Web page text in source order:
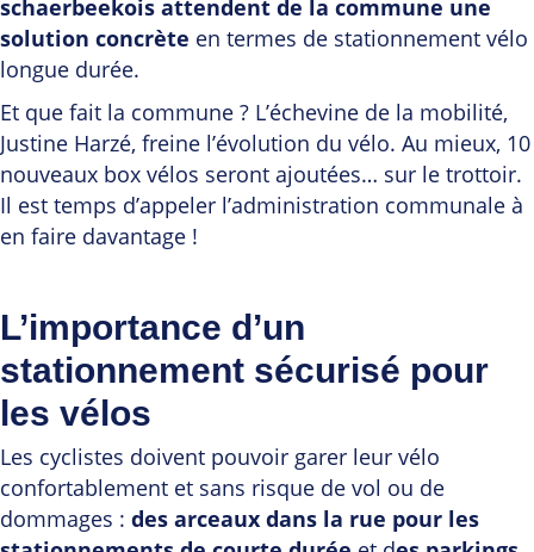
schaerbeekois attendent de la commune une
solution concrète en termes de stationnement vélo
longue durée.
Et que fait la commune ? L’échevine de la mobilité,
Justine Harzé, freine l’évolution du vélo. Au mieux, 10
nouveaux box vélos seront ajoutées… sur le trottoir.
Il est temps d’appeler l’administration communale à
en faire davantage !
L’importance d’un
stationnement sécurisé pour
les vélos
Les cyclistes doivent pouvoir garer leur vélo
confortablement et sans risque de vol ou de
dommages : des arceaux dans la rue pour les